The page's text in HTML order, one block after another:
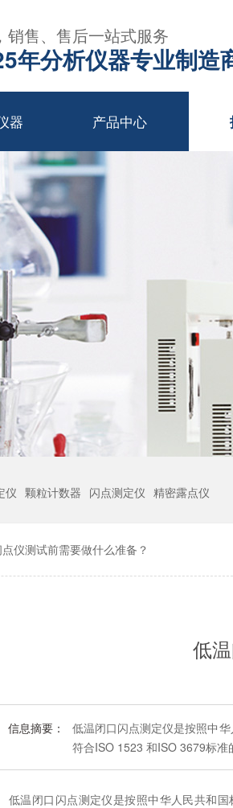
销售、售后一站式服务
年分析仪器专业制造
器 产品中心
仪 颗粒计数器 闪点测定仪 精密露点仪
仪测试前需要做什么准备？
低
信息摘要：
低温闭口闪点测定仪是按照中
符合ISO 1523 和ISO 3679标准
低温闭口闪点测定仪是按照中华人民共和